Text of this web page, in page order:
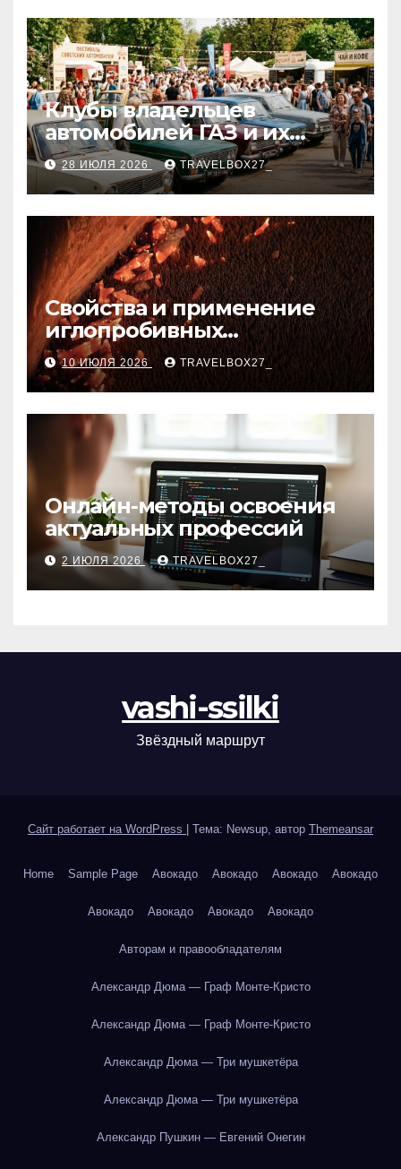
Клубы владельцев
автомобилей ГАЗ и их
мероприятия
28 ИЮЛЯ 2026 TRAVELBOX27_
Свойства и применение
иглопробивных
базальтовых огнеупорных
матов
10 ИЮЛЯ 2026 TRAVELBOX27_
Онлайн-методы освоения
актуальных профессий
2 ИЮЛЯ 2026 TRAVELBOX27_
vashi-ssilki
Звёздный маршрут
Сайт работает на WordPress Тема: Newsup, автор Themeansar
Home Sample Page Авокадо Авокадо Авокадо Авокадо
Авокадо Авокадо Авокадо Авокадо
Авторам и правообладателям
Александр Дюма — Граф Монте-Кристо
Александр Дюма — Граф Монте-Кристо
Александр Дюма — Три мушкетёра
Александр Дюма — Три мушкетёра
Александр Пушкин — Евгений Онегин